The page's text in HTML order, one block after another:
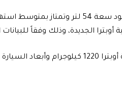
الجديدة، وذلك وفقاً للبيانات
كالتالي: